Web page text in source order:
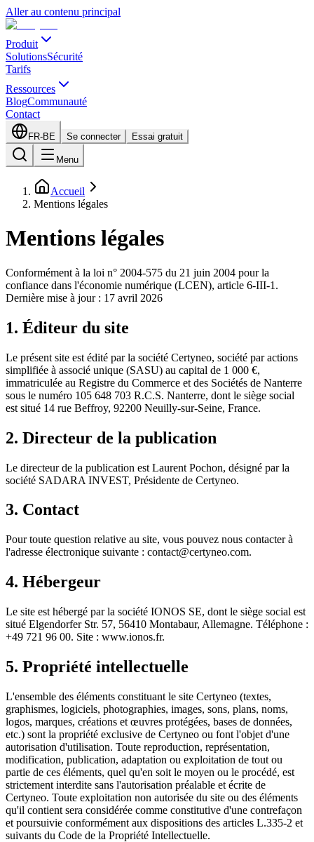
Aller au contenu principal
Produit
SolutionsSécurité
Tarifs
Ressources
BlogCommunauté
Contact
FR-BE Se connecter Essai gratuit
Menu
Accueil
Mentions légales
Mentions légales
Conformément à la loi n° 2004-575 du 21 juin 2004 pour la
confiance dans l'économie numérique (LCEN), article 6-III-1.
Dernière mise à jour : 17 avril 2026
1. Éditeur du site
Le présent site est édité par la société Certyneo, société par actions
simplifiée à associé unique (SASU) au capital de 1 000 €,
immatriculée au Registre du Commerce et des Sociétés de Nanterre
sous le numéro 105 648 703 R.C.S. Nanterre, dont le siège social
est situé 14 rue Beffroy, 92200 Neuilly-sur-Seine, France.
2. Directeur de la publication
Le directeur de la publication est Laurent Pochon, désigné par la
société SADARA INVEST, Présidente de Certyneo.
3. Contact
Pour toute question relative au site, vous pouvez nous contacter à
l'adresse électronique suivante : contact@certyneo.com.
4. Hébergeur
Le site est hébergé par la société IONOS SE, dont le siège social est
situé Elgendorfer Str. 57, 56410 Montabaur, Allemagne. Téléphone :
+49 721 96 00. Site : www.ionos.fr.
5. Propriété intellectuelle
L'ensemble des éléments constituant le site Certyneo (textes,
graphismes, logiciels, photographies, images, sons, plans, noms,
logos, marques, créations et œuvres protégées, bases de données,
etc.) sont la propriété exclusive de Certyneo ou font l'objet d'une
autorisation d'utilisation. Toute reproduction, représentation,
modification, publication, adaptation ou exploitation de tout ou
partie de ces éléments, quel qu'en soit le moyen ou le procédé, est
strictement interdite sans l'autorisation préalable et écrite de
Certyneo. Toute exploitation non autorisée du site ou des éléments
qu'il contient sera considérée comme constitutive d'une contrefaçon
et poursuivie conformément aux dispositions des articles L.335-2 et
suivants du Code de la Propriété Intellectuelle.